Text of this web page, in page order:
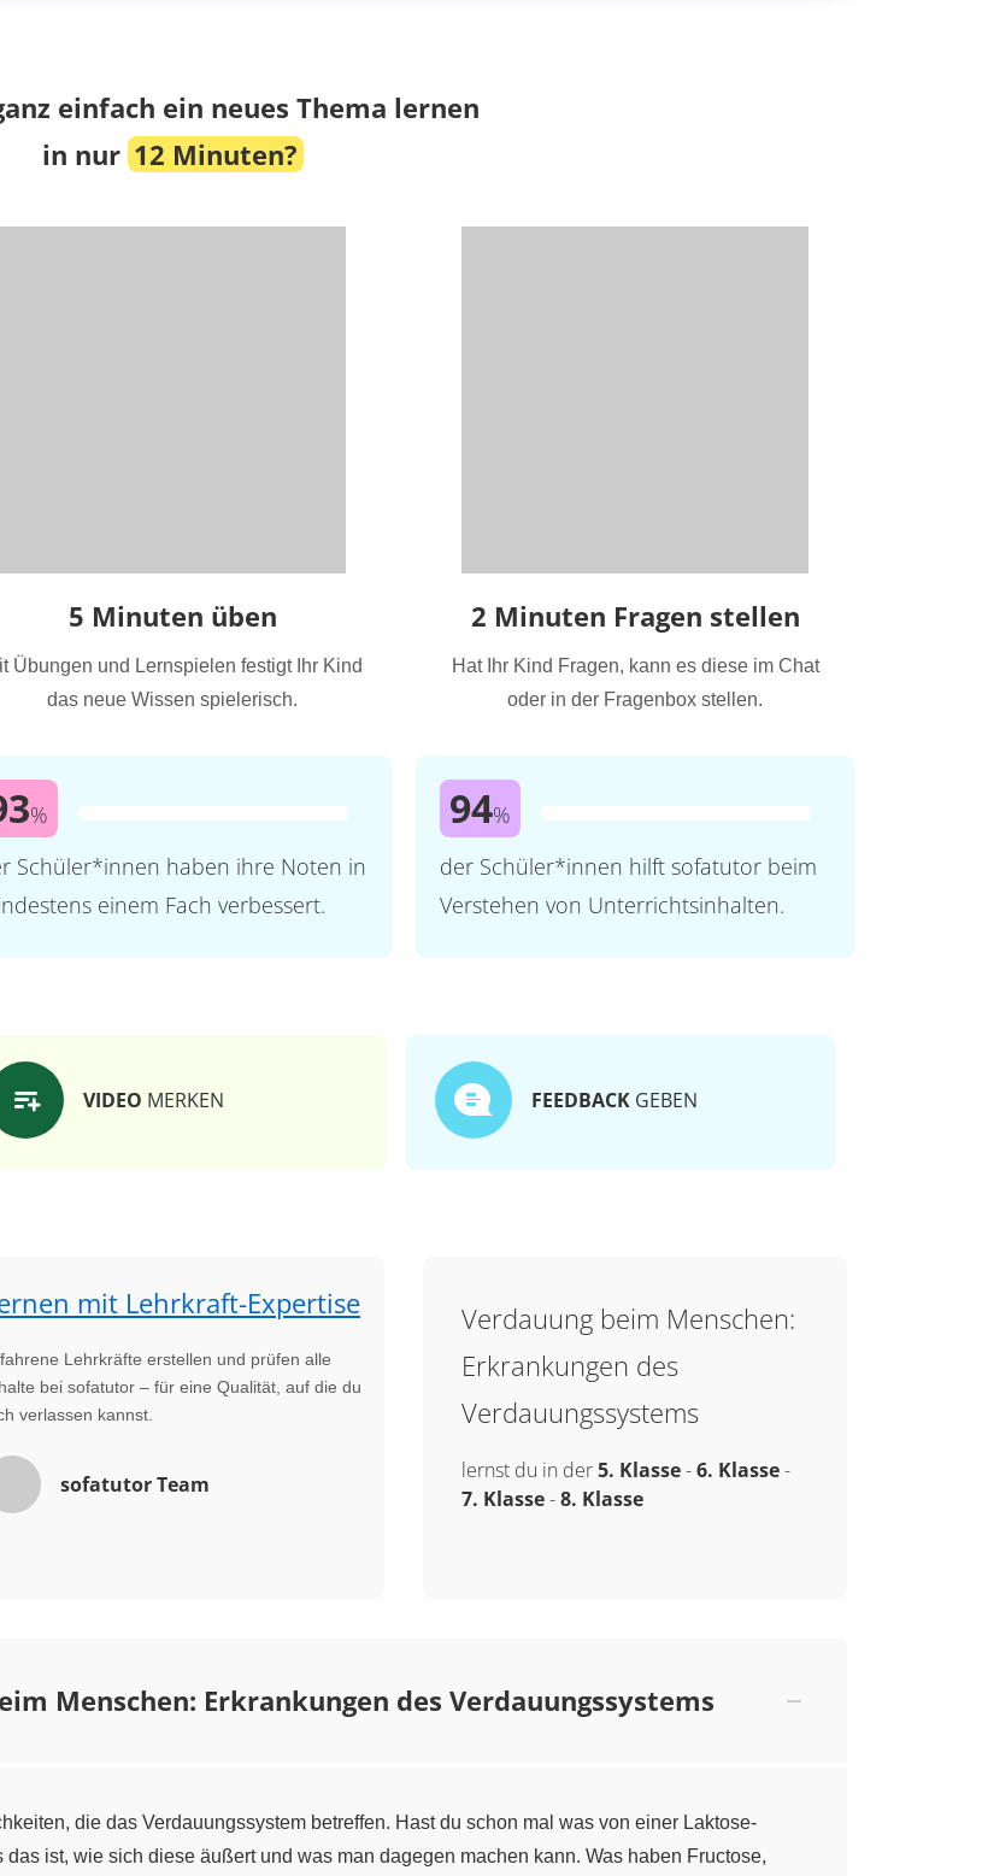
einfach ein neues Thema lernen
in nur 12 Minuten?
5 Minuten üben
Übungen und Lernspielen festigt Ihr Kind
das neue Wissen spielerisch.
%
Schüler*innen haben ihre Noten in
einem Fach verbessert.
2 Minuten Fragen stellen
Hat Ihr Kind Fragen, kann es diese im Chat
oder in der Fragenbox stellen.
94%
der Schüler*innen hilft sofatutor beim
Verstehen von Unterrichtsinhalten.
VIDEO MERKEN FEEDBACK GEBEN
mit Lehrkraft-Expertise
Lehrkräfte erstellen und prüfen alle
bei sofatutor – für eine Qualität, auf die du
verlassen kannst.
sofatutor Team
Verdauung beim Menschen:
Erkrankungen des
Verdauungssystems
lernst du in der5. Klasse-6. Klasse-
7. Klasse-8. Klasse
Menschen: Erkrankungen des Verdauungssystems
die das Verdauungssystem betreffen. Hast du schon mal was von einer Laktose-
ist, wie sich diese äußert und was man dagegen machen kann. Was haben Fructose,